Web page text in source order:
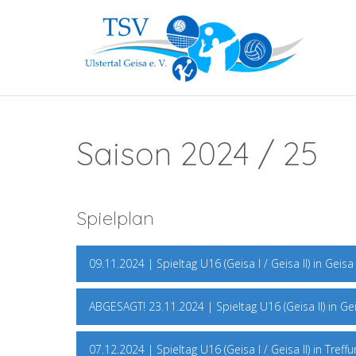
Saison 2024 / 25
Spielplan
09.11.2024 | Spieltag U16 (Geisa I / Geisa II) in Geisa
ABGESAGT! 23.11.2024 | Spieltag U16 (Geisa II) in
07.12.2024 | Spieltag U16 (Geisa I / Geisa II) in